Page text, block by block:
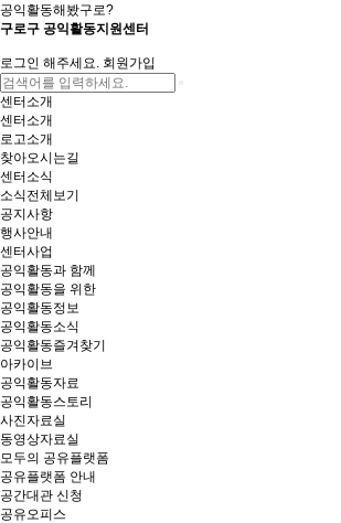
공익활동해봤구로?
구로구 공익활동지원센터
로그인 해주세요. 회원가입
센터소개
센터소개
로고소개
찾아오시는길
센터소식
소식전체보기
공지사항
행사안내
센터사업
공익활동과 함께
공익활동을 위한
공익활동정보
공익활동소식
공익활동즐겨찾기
아카이브
공익활동자료
공익활동스토리
사진자료실
동영상자료실
모두의 공유플랫폼
공유플랫폼 안내
공간대관 신청
공유오피스